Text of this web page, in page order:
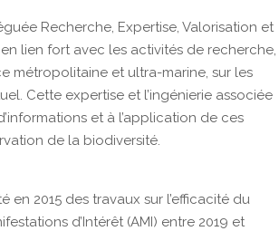
Recherche, Expertise, Valorisation et
lien fort avec les activités de recherche,
métropolitaine et ultra-marine, sur les
Cette expertise et l’ingénierie associée
et à l’application de ces
de la biodiversité.
2015 des travaux sur l’efficacité du
d’Intérêt (AMI) entre 2019 et